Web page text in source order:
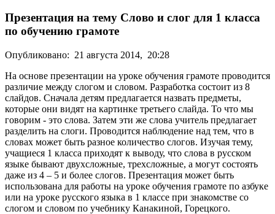
Презентация на тему Слово и слог для 1 класса
по обучению грамоте
Опубликовано: 21 августа 2014, 20:28
На основе презентации на уроке обучения грамоте проводится
различие между слогом и словом. Разработка состоит из 8
слайдов. Сначала детям предлагается назвать предметы,
которые они видят на картинке третьего слайда. То что мы
говорим - это слова. Затем эти же слова учитель предлагает
разделить на слоги. Проводится наблюдение над тем, что в
словах может быть разное количество слогов. Изучая тему,
учащиеся 1 класса приходят к выводу, что слова в русском
языке бывают двухсложные, трехсложные, а могут состоять
даже из 4 – 5 и более слогов. Презентация может быть
использована для работы на уроке обучения грамоте по азбуке
или на уроке русского языка в 1 классе при знакомстве со
слогом и словом по учебнику Канакиной, Горецкого.